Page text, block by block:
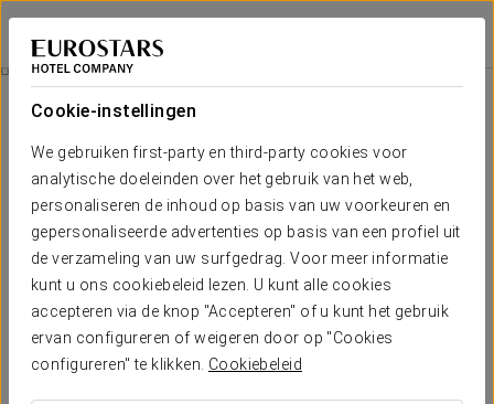
Cookie-instellingen
We gebruiken first-party en third-party cookies voor
analytische doeleinden over het gebruik van het web,
personaliseren de inhoud op basis van uw voorkeuren en
gepersonaliseerde advertenties op basis van een profiel uit
de verzameling van uw surfgedrag. Voor meer informatie
kunt u ons cookiebeleid lezen. U kunt alle cookies
accepteren via de knop "Accepteren" of u kunt het gebruik
ervan configureren of weigeren door op "Cookies
configureren" te klikken. Cookiebeleid
Eurostars Patios de Córdoba
CÓRDOBA
Geschiedenis
De grootsheid van Córdoba weerspiegelt zijn historische
erfenis. De verschillende culturen die in de loop van de
eeuwen in Córdoba hebben samengewoond, hebben hun
sporen nagelaten en de indrukwekkende stad tot een
charmante en magische plek omgevormd.